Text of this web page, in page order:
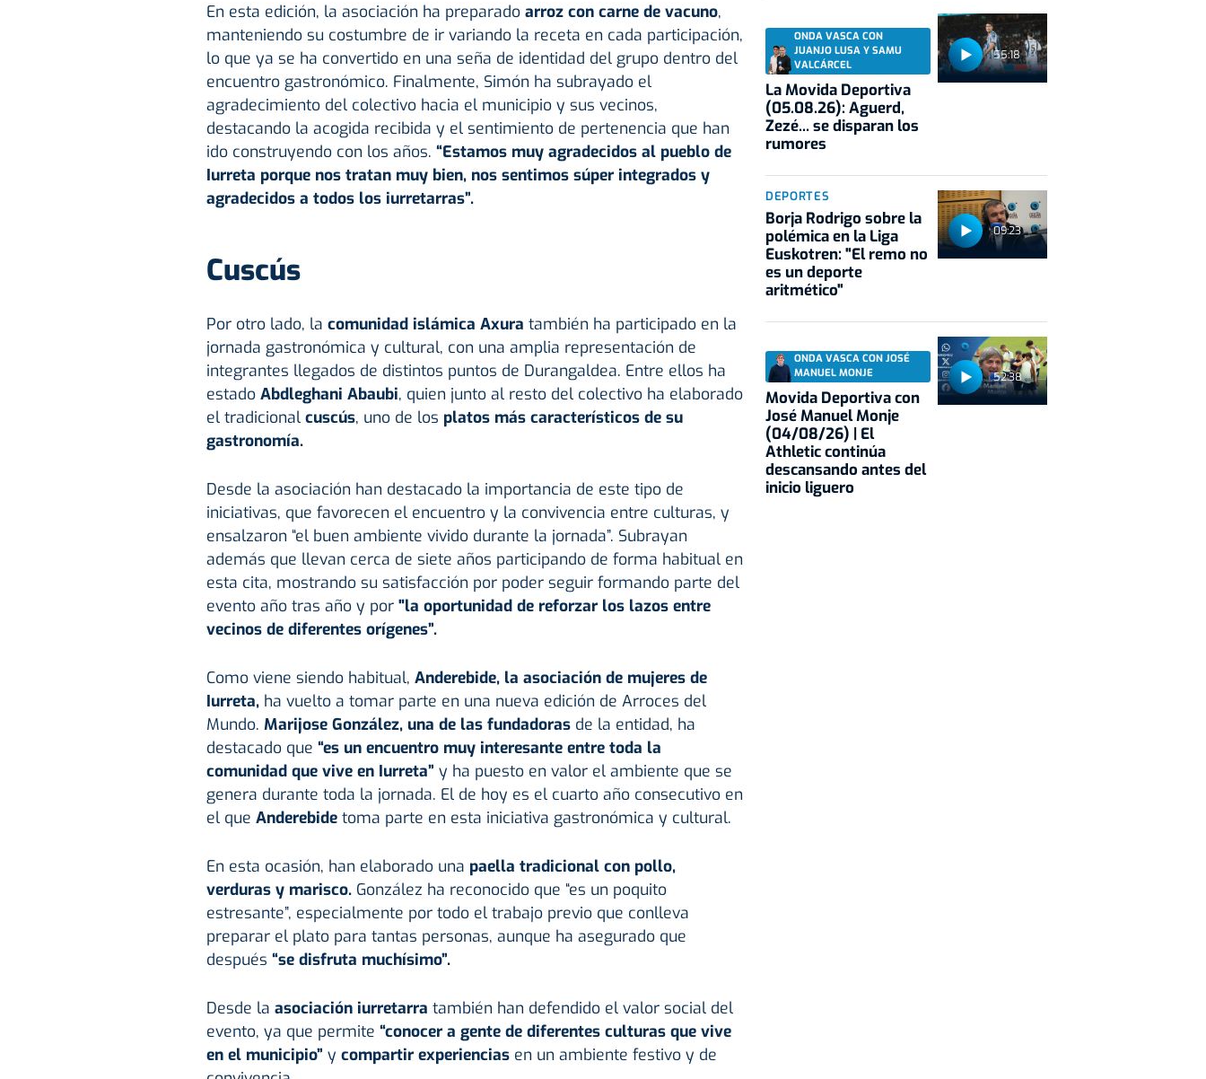
En esta edición, la asociación ha preparado arrozcon carne de vacuno,
manteniendo su costumbre de ir variando la receta en cada participación,
lo que ya se ha convertido en una seña de identidad del grupo dentro del
encuentro gastronómico. Finalmente, Simón ha subrayado el
agradecimiento del colectivo hacia el municipio y sus vecinos,
destacando la acogida recibida y el sentimiento de pertenencia que han
ido construyendo con los años. “Estamos muy agradecidos al pueblo de
Iurreta porque nos tratan muy bien, nos sentimos súper integrados y
agradecidos a todos los iurretarras”.
Cuscús
Por otro lado, la comunidad islámica Axura también ha participado en la
jornada gastronómica y cultural, con una amplia representación de
integrantes llegados de distintos puntos de Durangaldea. Entre ellos ha
estado Abdleghani Abaubi, quien junto al resto del colectivo ha elaborado
el tradicional cuscús, uno de los platos más característicos de su
gastronomía.
Desde la asociación han destacado la importancia de este tipo de
iniciativas, que favorecen el encuentro y la convivencia entre culturas, y
ensalzaron “el buen ambiente vivido durante la jornada”. Subrayan
además que llevan cerca de siete años participando de forma habitual en
esta cita, mostrando su satisfacción por poder seguir formando parte del
evento año tras año y por"la oportunidad de reforzar los lazos entre
vecinos de diferentes orígenes”.
Como viene siendo habitual, Anderebide, la asociación demujeres de
Iurreta, ha vuelto a tomar parte en una nueva edición de Arroces del
Mundo. Marijose González, una de las fundadorasde la entidad, ha
destacado que “es un encuentro muy interesante entre toda la
comunidad que vive en Iurreta” y ha puesto en valor el ambiente que se
genera durante toda la jornada. El de hoy es el cuarto año consecutivo en
el que Anderebidetoma parte en esta iniciativa gastronómica y cultural.
En esta ocasión, han elaborado una paella tradicional con pollo,
verduras y marisco.González ha reconocido que “es un poquito
estresante”, especialmente por todo el trabajo previo que conlleva
preparar el plato para tantas personas, aunque ha asegurado que
después “se disfruta muchísimo”.
Desde la asociación iurretarra también han defendido el valor social del
evento, ya que permite “conocer a gente de diferentes culturas que vive
en el municipio” y compartir experienciasen un ambiente festivo y de
55:18
ONDA VASCA CON
JUANJO LUSA Y SAMU
VALCÁRCEL
La Movida Deportiva
(05.08.26): Aguerd,
Zezé... se disparan los
rumores
09:23
DEPORTES
Borja Rodrigo sobre la
polémica en la Liga
Euskotren: "El remo no
es un deporte
aritmético"
52:38
ONDA VASCA CON JOSÉ
MANUEL MONJE
Movida Deportiva con
José Manuel Monje
(04/08/26) | El
Athletic continúa
descansando antes del
inicio liguero